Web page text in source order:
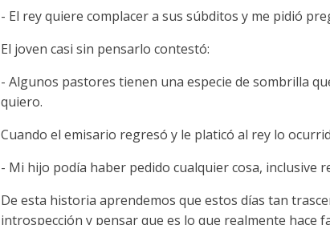
- El rey quiere complacer a sus súbditos y me pidió
El joven casi sin pensarlo contestó:
- Algunos pastores tienen una especie de sombrilla
quiero.
Cuando el emisario regresó y le platicó al rey lo
- Mi hijo podía haber pedido cualquier cosa, inclusive
De esta historia aprendemos que estos días tan
introspección y pensar que es lo que realmente hace